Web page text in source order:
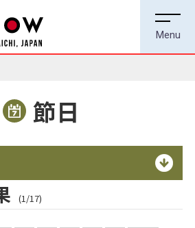
節日
(1/17)